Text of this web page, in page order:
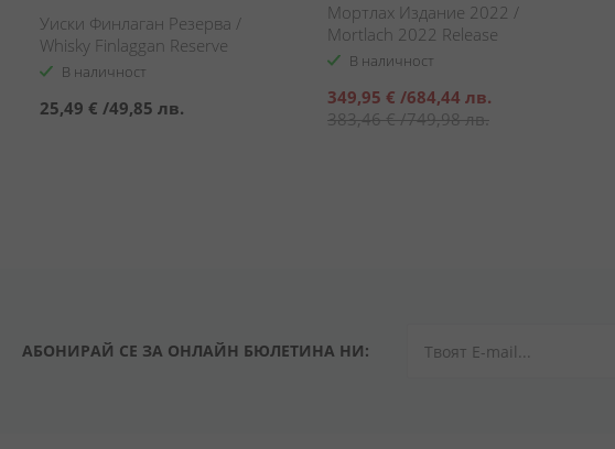
Уиски Финлаган Резерва /
Whisky Finlaggan Reserve
В наличност
25,49 € /49,85 лв.
Мортлах Издание 2022 /
Mortlach 2022 Release
В наличност
Специална
цена
349,95 € /684,44 лв.
383,46 €/749,98 лв.
АБОНИРАЙ СЕ ЗА ОНЛАЙН БЮЛЕТИНА НИ: